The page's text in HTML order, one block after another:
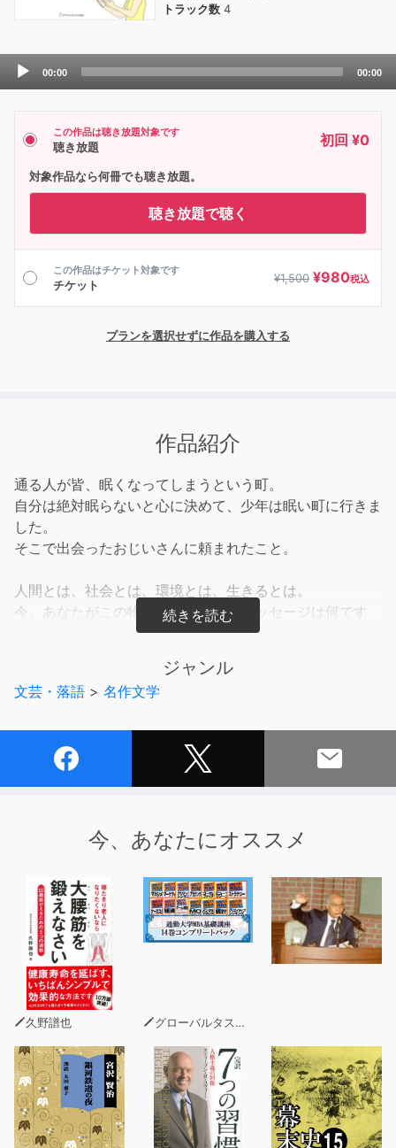
トラック数 4
Audio
Player
00:00 00:00
この作品は聴き放題対象です
聴き放題 初回 ¥0
対象作品なら何冊でも聴き放題。
聴き放題で聴く
この作品はチケット対象です
チケット ¥1,500 ¥980税込
プランを選択せずに作品を購入する
作品紹介
通る人が皆、眠くなってしまうという町。
自分は絶対眠らないと心に決めて、少年は眠い町に行きま
した。
そこで出会ったおじいさんに頼まれたこと。
人間とは、社会とは、環境とは、生きるとは。
今、あなたがこの物語から受け取るメッセージは何です
NHK出身アナウンサー福井一恵の朗読で。
ジャンル
文芸・落語 > 名作文学
今、あなたにオススメ
久野譜也 グローバルタスクフォース(著)